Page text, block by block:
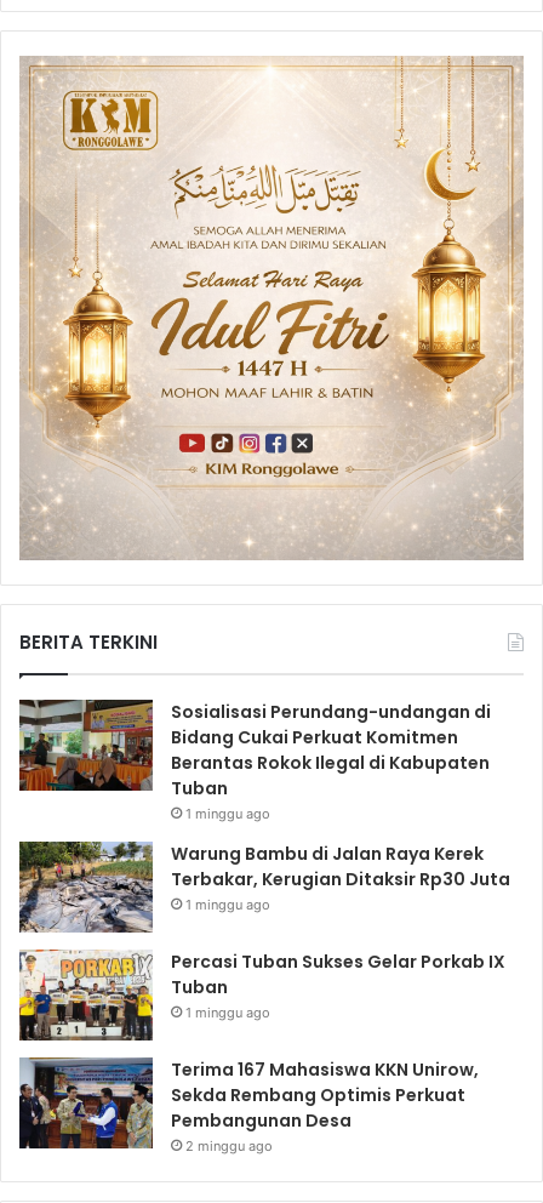
BERITA TERKINI
Sosialisasi Perundang-undangan di
Bidang Cukai Perkuat Komitmen
Berantas Rokok Ilegal di Kabupaten
Tuban
1 minggu ago
Warung Bambu di Jalan Raya Kerek
Terbakar, Kerugian Ditaksir Rp30 Juta
1 minggu ago
Percasi Tuban Sukses Gelar Porkab IX
Tuban
1 minggu ago
Terima 167 Mahasiswa KKN Unirow,
Sekda Rembang Optimis Perkuat
Pembangunan Desa
2 minggu ago